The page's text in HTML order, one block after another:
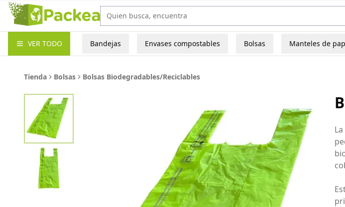
Packea
VER TODO Bandejas Envases compostables Bolsas Manteles de
Tienda Bolsas Bolsas Biodegradables/Reciclables